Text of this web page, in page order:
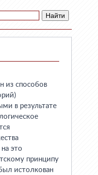
способов
в результате
это
принципу
истолкован